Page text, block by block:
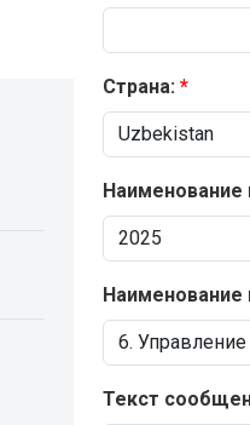
Страна:
Наименование
Текст